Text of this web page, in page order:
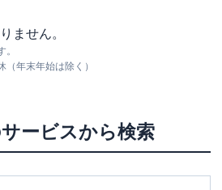
ません。
年末年始は除く）
ービスから検索